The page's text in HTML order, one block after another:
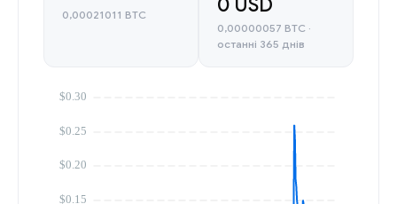
0,00021011 BTC 0 USD
0,00000057 BTC ·
останні 365 днів